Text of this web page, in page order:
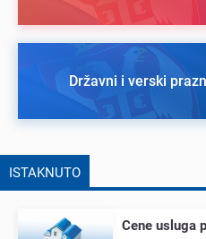
Državni i verski
ISTAKNUTO
Cеnе usluga